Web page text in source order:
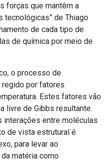
forças que mantêm a
tecnológicas” de Thiago
de cada tipo de
de química por meio de
o processo de
por fatores
Estes fatores vão
livre de Gibbs resultante.
interações entre moléculas
de vista estrutural é
para levar ao
matéria como